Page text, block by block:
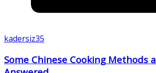
kadersiz35
Some Chinese Cooking Methods